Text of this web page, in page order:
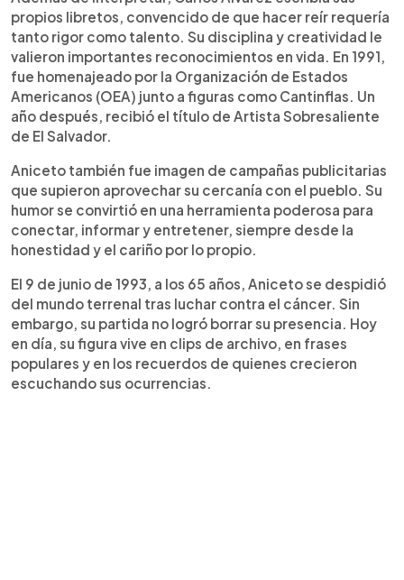
propios libretos, convencido de que hacer reír requería
tanto rigor como talento. Su disciplina y creatividad le
valieron importantes reconocimientos en vida. En 1991,
fue homenajeado por la Organización de Estados
Americanos (OEA) junto a figuras como Cantinflas. Un
año después, recibió el título de Artista Sobresaliente
de El Salvador.
Aniceto también fue imagen de campañas publicitarias
que supieron aprovechar su cercanía con el pueblo. Su
humor se convirtió en una herramienta poderosa para
conectar, informar y entretener, siempre desde la
honestidad y el cariño por lo propio.
El 9 de junio de 1993, a los 65 años, Aniceto se despidió
del mundo terrenal tras luchar contra el cáncer. Sin
embargo, su partida no logró borrar su presencia. Hoy
en día, su figura vive en clips de archivo, en frases
populares y en los recuerdos de quienes crecieron
escuchando sus ocurrencias.